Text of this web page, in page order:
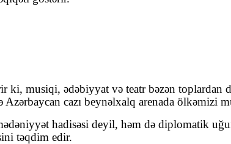
musiqi, ədəbiyyat və teatr bəzən toplardan
cazı beynəlxalq arenada ölkəmizi
hadisəsi deyil, həm də diplomatik
təqdim edir.